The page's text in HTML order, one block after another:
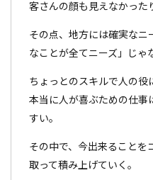
客さんの顔も見えなかった
その点、地方には確実なニ
なことが全てニーズ」じゃ
ちょっとのスキルで人の役
本当に人が喜ぶための仕事
すい。
その中で、今出来ることを
取って積み上げていく。